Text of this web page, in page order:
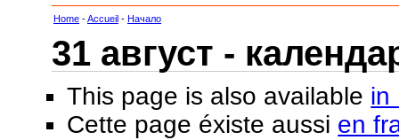
Home -Accueil - Начало
31 август -
This page is also available in
Cette page éxiste aussi en